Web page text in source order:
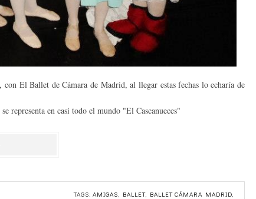
con El Ballet de Cámara de Madrid, al llegar estas fechas lo echaría de
representa en casi todo el mundo "El Cascanueces"
TAGS: AMIGAS, BALLET, BALLET CÁMARA MADRID,